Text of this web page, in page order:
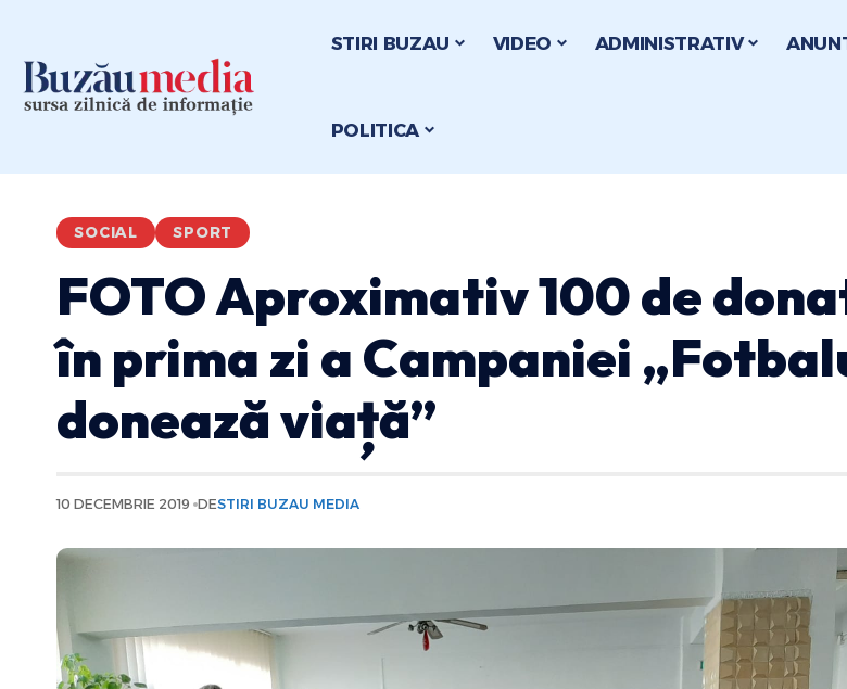
STIRI BUZAU VIDEO ADMINISTRATIV
POLITICA
SOCIAL SPORT
FOTO Aproximativ 100 de
în prima zi a Campaniei
donează viață”
10 DECEMBRIE 2019 DESTIRI BUZAU MEDIA